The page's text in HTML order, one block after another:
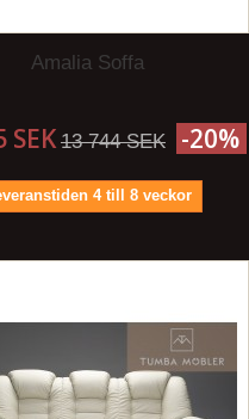
Amalia Soffa
SEK 13 744 SEK -20%
4 till 8 veckor